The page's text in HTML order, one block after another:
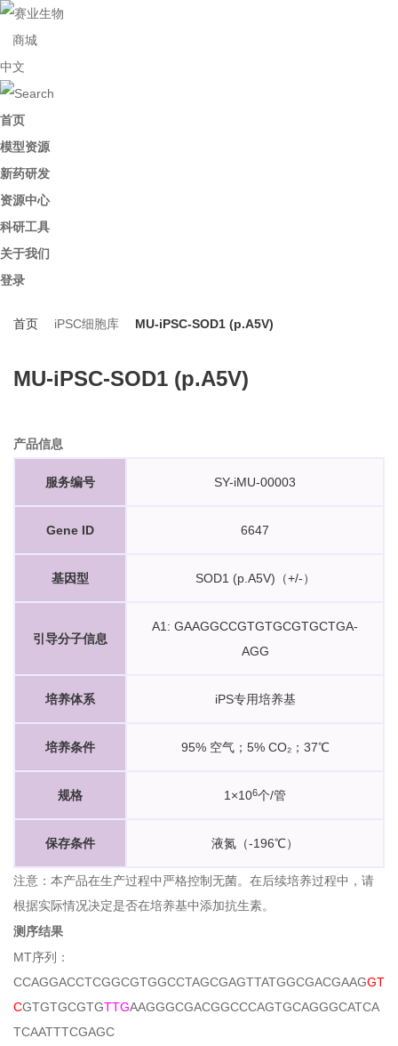
商城
中文
首页
模型资源
新药研发
资源中心
科研工具
关于我们
登录
首页 iPSC细胞库 MU-iPSC-SOD1 (p.A5V)
MU-iPSC-SOD1 (p.A5V)
产品信息
服务编号 SY-iMU-00003
Gene ID 6647
基因型 SOD1 (p.A5V)（+/-）
引导分子信息
A1: GAAGGCCGTGTGCGTGCTGA-
AGG
培养体系 iPS专用培养基
培养条件 95% 空气；5% CO₂；37℃
规格 1×106个/管
保存条件 液氮（-196℃）
注意：本产品在生产过程中严格控制无菌。在后续培养过程中，请
根据实际情况决定是否在培养基中添加抗生素。
测序结果
MT序列：
CCAGGACCTCGGCGTGGCCTAGCGAGTTATGGCGACGAAGGT
CGTGTGCGTGTTGAAGGGCGACGGCCCAGTGCAGGGCATCA
TCAATTTCGAGC